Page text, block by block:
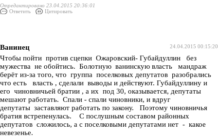
Отредактировано 23.04.2015 20:36:01
Ответить
Цитировать
24.04.2015 00:15:20
Ванинец
Чтобы пойти против сцепки Ожаровский- Губайдуллин без
мужества не обойтись. Болотную ванинскую власть мандраж
берёт из-за того, что группа поселковых депутатов разобрались
что есть власть , сделали выводы и действуют. Губайдуллину и
его чиновничьей братии , а их под 30, оказывается, депутаты
мешают работать. Спали - спали чиновники, и вдруг
депутаты заставляют работать по закону. Поэтому чиновничья
братия встрепенулась. С послушным составом районных
депутатов сложилось, а с поселковыми депутатами нет - какое
невезенье.